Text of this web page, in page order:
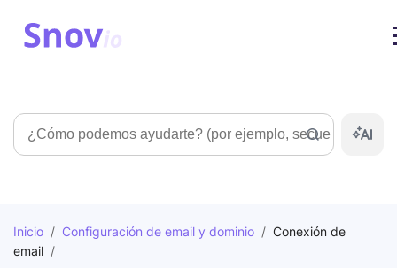
Búsqueda
Inicio / Configuración de email y dominio / Conexión de
email /